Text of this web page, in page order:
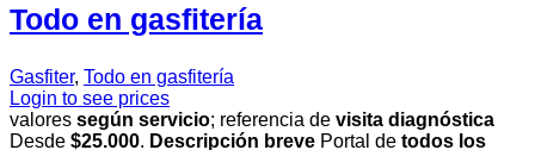
Todo en gasfitería
Gasfiter, Todo en gasfitería
Login to see prices
valores según servicio; referencia de visita diagnóstica
Desde $25.000. Descripción breve Portal de todos los